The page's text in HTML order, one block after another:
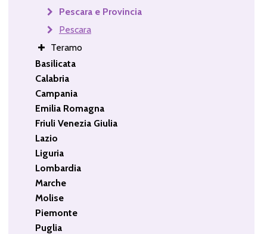
Pescara e Provincia
Pescara
Teramo
Basilicata
Calabria
Campania
Emilia Romagna
Friuli Venezia Giulia
Lazio
Liguria
Lombardia
Marche
Molise
Piemonte
Puglia